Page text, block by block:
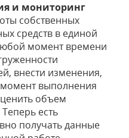
и мониторинг
собственных
средств в единой
момент времени
внести изменения,
выполнения
объем
есть
получать данные